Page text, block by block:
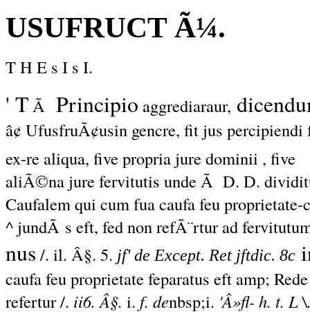
USUFRUCT Ã¼.
T H E s I s I.
' TÃ Principio aggrediaraur,
â¢ UfusfruÃ¢usin gencre, fit jus
ex-re aliqua, five propria jure dominii , five
aliÃ©na jure fervitutis unde Ã D. D.
Caufalem qui cum fua caufa feu proprietate-
^ jundÃ s eft, fed non refÃ¨rtur ad
nus /. il. Â§. 5. jf' de Except. Ret jftdic. 8c
caufa feu proprietate feparatus eft amp;
refertur /. ii6. Â§. i. f. denbsp;i. 'Â»fl- h. t. L